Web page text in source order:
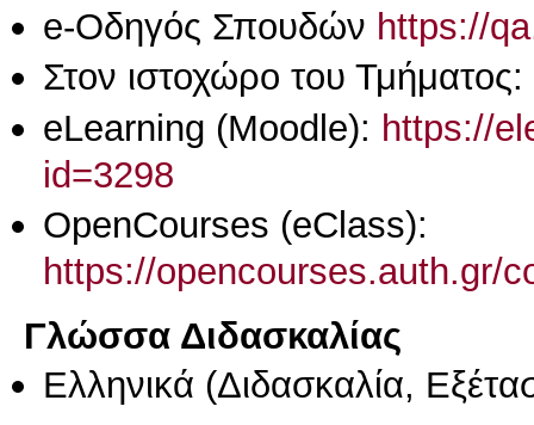
e-Οδηγός Σπουδών https://
Στον ιστοχώρο του Τμήματος:
eLearning (Moodle): https://
id=3298
OpenCourses (eClass):
https://opencourses.auth.gr/
Γλώσσα Διδασκαλίας
Ελληνικά (Διδασκαλία,